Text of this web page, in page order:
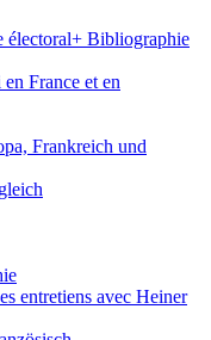
électoral+ Bibliographie
France et en
Frankreich und
entretiens avec Heiner